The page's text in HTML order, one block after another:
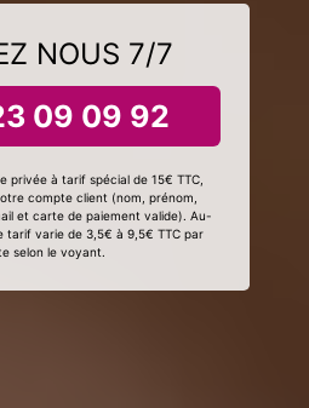
NOUS 7/7
09 09 92
privée à tarif spécial de 15€ TTC,
compte client (nom, prénom,
et carte de paiement valide). Au-
tarif varie de 3,5€ à 9,5€ TTC par
selon le voyant.